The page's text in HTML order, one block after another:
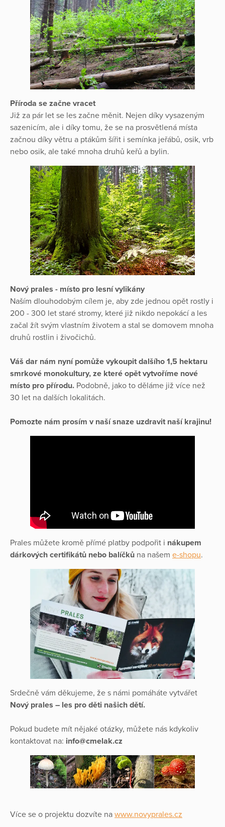
Příroda se začne vracet
Již za pár let se les začne měnit. Nejen díky vysazeným
sazenicím, ale i díky tomu, že se na prosvětlená místa
začnou díky větru a ptákům šířit i semínka jeřábů, osik, vrb
nebo osik, ale také mnoha druhů keřů a bylin.
Nový prales - místo pro lesní vylikány
Naším dlouhodobým cílem je, aby zde jednou opět rostly i
200 - 300 let staré stromy, které již nikdo nepokácí a les
začal žít svým vlastním životem a stal se domovem mnoha
druhů rostlin i živočichů.
Váš dar nám nyní pomůže vykoupit dalšího 1,5 hektaru
smrkové monokultury, ze které opět vytvoříme nové
místo pro přírodu. Podobně, jako to děláme již více než
30 let na dalších lokalitách.
Pomozte nám prosím v naší snaze uzdravit naší krajinu!
Prales můžete kromě přímé platby podpořit i nákupem
dárkových certifikátů nebo balíčků na našem e-shopu.
Srdečně vám děkujeme, že s námi pomáháte vytvářet
Nový prales – les pro děti našich dětí.
Pokud budete mít nějaké otázky, můžete nás kdykoliv
kontaktovat na: info@cmelak.cz
Více se o projektu dozvíte na www.novyprales.cz